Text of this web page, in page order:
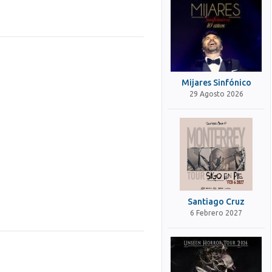
Mijares Sinfónico
29 Agosto 2026
Santiago Cruz
6 Febrero 2027